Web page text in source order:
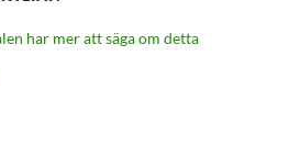
har mer att säga om detta